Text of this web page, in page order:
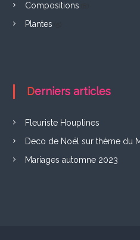
Compositions
Plantes
Derniers articles
Fleuriste Houplines
Deco de Noël sur thème du
Mariages automne 2023